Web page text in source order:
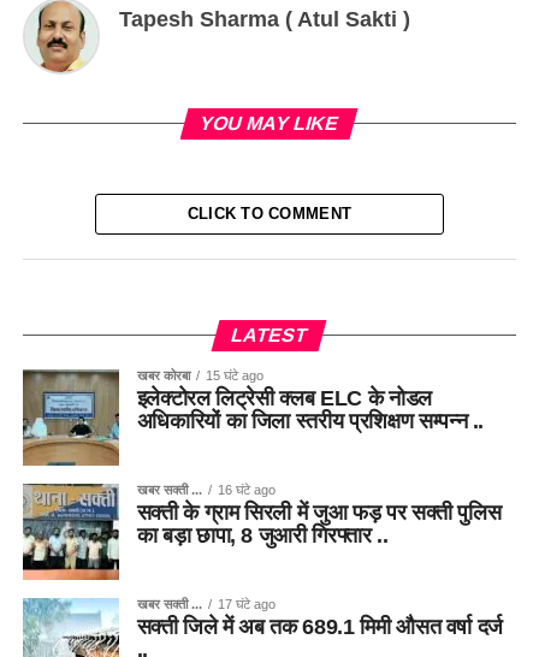
Tapesh Sharma ( Atul Sakti )
YOU MAY LIKE
CLICK TO COMMENT
LATEST
खबर कोरबा 15 घंटे ago
इलेक्टोरल लिट्रेसी क्लब ELC के नोडल
अधिकारियों का जिला स्तरीय प्रशिक्षण सम्पन्न ..
खबर सक्ती ... 16 घंटे ago
सक्ती के ग्राम सिरली में जुआ फड़ पर सक्ती पुलिस
का बड़ा छापा, 8 जुआरी गिरफ्तार ..
खबर सक्ती ... 17 घंटे ago
सक्ती जिले में अब तक 689.1 मिमी औसत वर्षा दर्ज
..